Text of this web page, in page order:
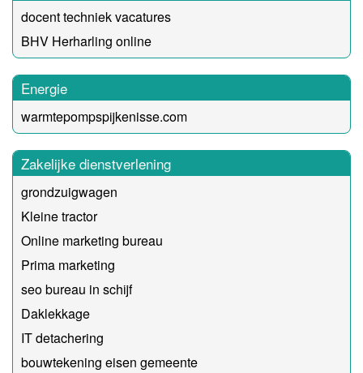
docent techniek vacatures
BHV Herharling online
Energie
warmtepompspijkenisse.com
Zakelijke dienstverlening
grondzuigwagen
Kleine tractor
Online marketing bureau
Prima marketing
seo bureau in schijf
Daklekkage
IT detachering
bouwtekening eisen gemeente